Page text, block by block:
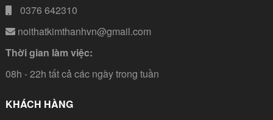
0376 642310
noithatkimthanhvn@gmail.com
Thời gian làm việc:
08h - 22h tất cả các ngày trong tuần
KHÁCH HÀNG